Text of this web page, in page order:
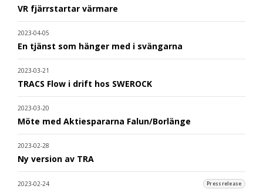
VR fjärrstartar värmare
2023-04-05
En tjänst som hänger med i svängarna
2023-03-21
TRACS Flow i drift hos SWEROCK
2023-03-20
Möte med Aktiespararna Falun/Borlänge
2023-02-28
Ny version av TRA
2023-02-24 Pressrelease